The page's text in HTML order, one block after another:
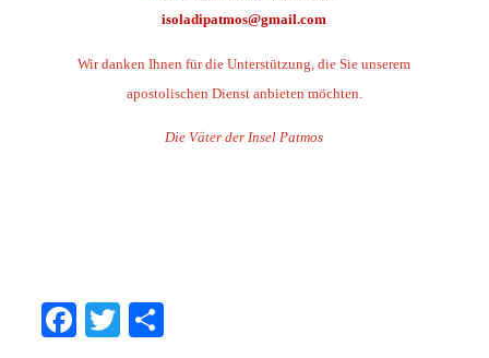
isoladipatmos@gmail.com
Wir danken Ihnen für die Unterstützung, die Sie unserem
apostolischen Dienst anbieten möchten.
Die Väter der Insel Patmos
Facebook
Twitter